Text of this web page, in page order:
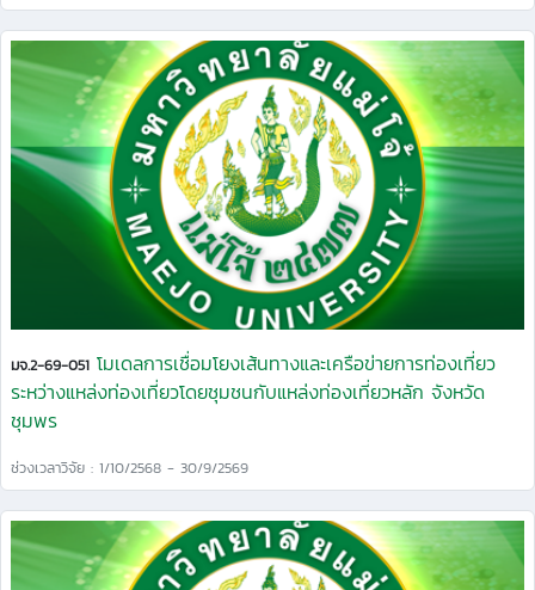
มจ.2-69-051 โมเดลการเชื่อมโยงเส้นทางและเครือข่ายการท่องเที่ยว
ระหว่างแหล่งท่องเที่ยวโดยชุมชนกับแหล่งท่องเที่ยวหลัก จังหวัด
ชุมพร
ช่วงเวลาวิจัย : 1/10/2568 - 30/9/2569